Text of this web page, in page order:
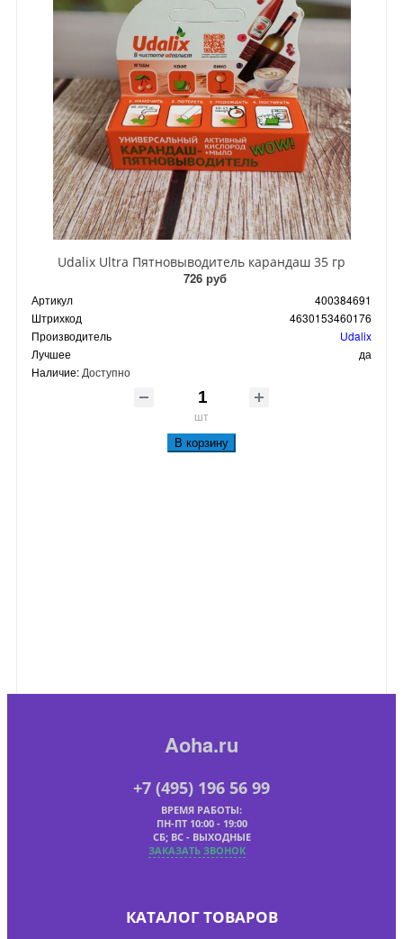
Udalix Ultra Пятновыводитель карандаш 35 гр
726 руб
Артикул
400384691
Штрихкод
4630153460176
Производитель
Udalix
Лучшее
да
Наличие: Доступно
шт
В корзину
Aoha.ru
+7 (495) 196 56 99
ВРЕМЯ РАБОТЫ:
ПН-ПТ 10:00 - 19:00
СБ; ВС - ВЫХОДНЫЕ
ЗАКАЗАТЬ ЗВОНОК
КАТАЛОГ ТОВАРОВ